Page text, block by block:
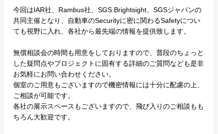
今回はIAR社、Rambus社、SGS Brightsight、SGSジャパンの
共同主催となり、自動車のSecurityに密に関わるSafetyについ
ても視野に入れ、各社から最先端の情報を提供致します。
無償相談会の時間も用意をしておりますので、普段のちょっと
した疑問点やプロジェクトに固有する詳細のご質問なども是非
お気軽にお問い合わせください。
個室のご用意もございますので機密情報には十分に配慮の上、
ご相談が可能です。
各社の展示スペースもございますので、飛び入りのご相談もも
ちろん大歓迎です。